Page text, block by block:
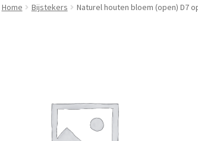
Home Bijstekers Naturel houten bloem (open) D7